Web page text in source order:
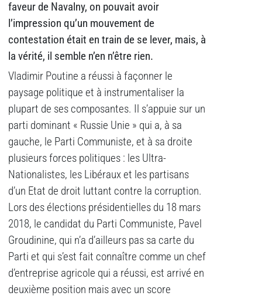
faveur de Navalny, on pouvait avoir
l’impression qu’un mouvement de
contestation était en train de se lever, mais, à
la vérité, il semble n’en n’être rien.
Vladimir Poutine a réussi à façonner le
paysage politique et à instrumentaliser la
plupart de ses composantes. Il s’appuie sur un
parti dominant « Russie Unie » qui a, à sa
gauche, le Parti Communiste, et à sa droite
plusieurs forces politiques : les Ultra-
Nationalistes, les Libéraux et les partisans
d’un Etat de droit luttant contre la corruption.
Lors des élections présidentielles du 18 mars
2018, le candidat du Parti Communiste, Pavel
Groudinine, qui n’a d’ailleurs pas sa carte du
Parti et qui s’est fait connaître comme un chef
d’entreprise agricole qui a réussi, est arrivé en
deuxième position mais avec un score